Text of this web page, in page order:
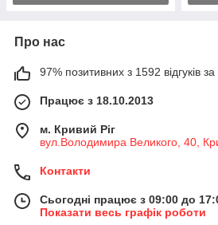
Про нас
97% позитивних з 1592 відгуків за
Працює з 18.10.2013
м. Кривий Ріг
вул.Володимира Великого, 40,
Контакти
Сьогодні працює з 09:00 до
Показати весь графік роботи